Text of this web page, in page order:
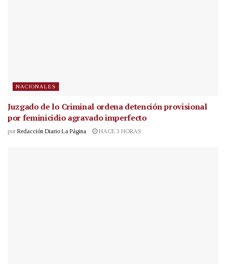
NACIONALES
Juzgado de lo Criminal ordena detención provisional
por feminicidio agravado imperfecto
por Redacción Diario La Página HACE 3 HORAS